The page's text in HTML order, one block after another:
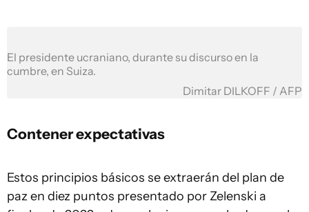
El presidente ucraniano, durante su discurso en la
cumbre, en Suiza.
Dimitar DILKOFF / AFP
Contener expectativas
Estos principios básicos se extraerán del plan de
paz en diez puntos presentado por Zelenski a